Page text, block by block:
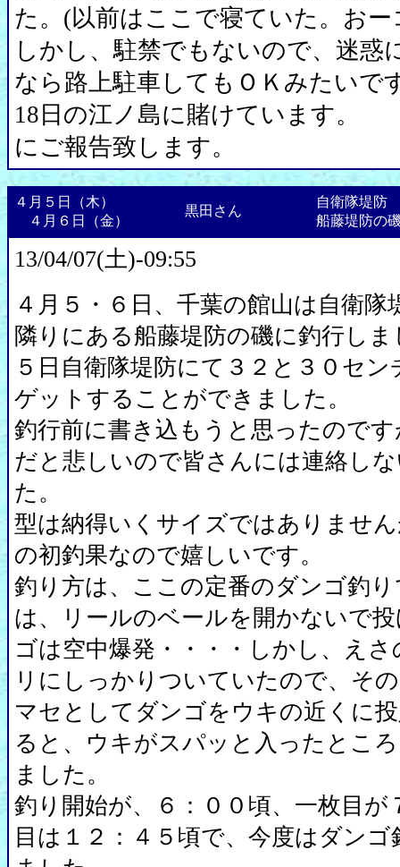
た。(以前はここで寝ていた。おー
しかし、駐禁でもないので、迷惑
なら路上駐車してもＯＫみたいで
18日の江ノ島に賭けています。
にご報告致します。
４月５日（木）
４月６日（金）
黒田さん
自衛隊堤防
船藤堤防の
13/04/07(土)-09:55
４月５・６日、千葉の館山は自衛隊
隣りにある船藤堤防の磯に釣行し
５日自衛隊堤防にて３２と３０セ
ゲットすることができました。
釣行前に書き込もうと思ったので
だと悲しいので皆さんには連絡し
た。
型は納得いくサイズではありませ
の初釣果なので嬉しいです。
釣り方は、ここの定番のダンゴ釣
は、リールのベールを開かないで
ゴは空中爆発・・・・しかし、え
リにしっかりついていたので、そ
マセとしてダンゴをウキの近くに
ると、ウキがスパッと入ったとこ
ました。
釣り開始が、６：００頃、一枚目が
目は１２：４５頃で、今度はダン